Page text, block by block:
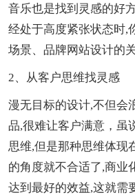
音乐也是找到灵感的好
经处于高度紧张状态时,
场景、品牌网站设计的
2、从客户思维找灵感
漫无目标的设计,不但会
品,很难让客户满意，虽
思维,但是那种思维体现
的角度就不合适了,商业
达到最好的效益,这就需